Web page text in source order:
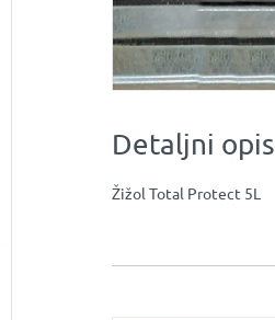
Detaljni opis
Žižol Total Protect 5L